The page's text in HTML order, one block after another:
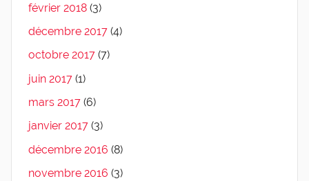
février 2018 (3)
décembre 2017 (4)
octobre 2017 (7)
juin 2017 (1)
mars 2017 (6)
janvier 2017 (3)
décembre 2016 (8)
novembre 2016 (3)